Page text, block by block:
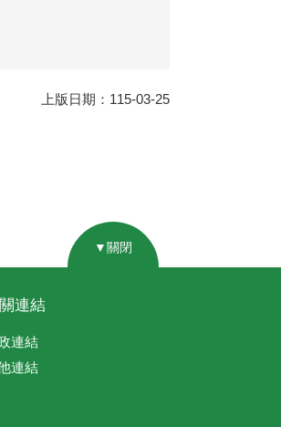
上版日期：115-03-25
▼關閉
連結
連結
連結